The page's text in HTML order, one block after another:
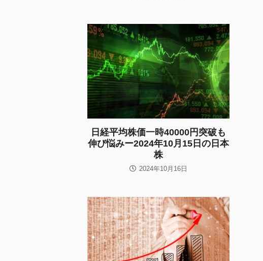
日経平均株価一時40000円突破も
伸び悩みー2024年10月15日の日本
株
2024年10月16日